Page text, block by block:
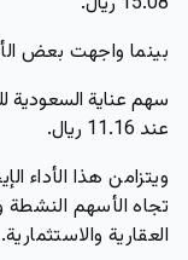
بينما واجهت بعض
عند 11.16 ريال.
ويتزامن هذا
تجاه الأسهم النشطة
العقارية والاستثمارية.